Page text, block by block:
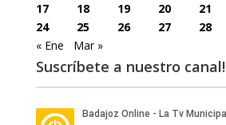
17
18 19 20 21
24
25 26 27
28
« Ene
Mar »
Suscríbete a nuestro canal!